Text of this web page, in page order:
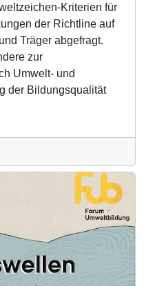
Kriterien für
der Richtline auf
Träger abgefragt.
zur
Umwelt- und
der Bildungsqualität